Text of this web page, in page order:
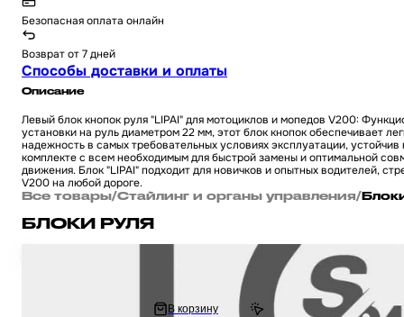
Безопасная оплата онлайн
Возврат от 7 дней
Способы доставки и оплаты
Описание
Левый блок кнопок руля "LIPAI" для мотоциклов и мопедов V200:
установки на руль диаметром 22 мм, этот блок кнопок обеспечивает
надежность в самых требовательных условиях эксплуатации,
комплекте с всем необходимым для быстрой замены и оптимальной
движения. Блок "LIPAI" подходит для новичков и опытных водителей,
V200 на любой дороге.
Все товары/Стайлинг и органы управления/
БЛОКИ РУЛЯ
Блок кнопок руля на китайский мотоцикл и питбайк Irbis TTR 125 и ATV
В корзину